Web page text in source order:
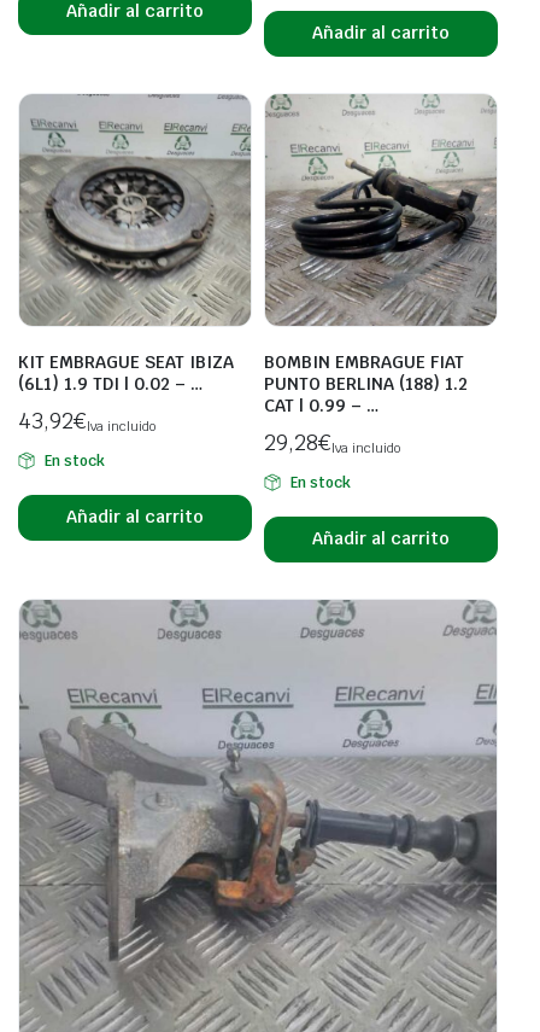
Añadir al carrito
Añadir al carrito
KIT EMBRAGUE SEAT IBIZA
(6L1) 1.9 TDI | 0.02 – …
43,92€Iva incluido
En stock
Añadir al carrito
BOMBIN EMBRAGUE FIAT
PUNTO BERLINA (188) 1.2
CAT | 0.99 – …
29,28€Iva incluido
En stock
Añadir al carrito